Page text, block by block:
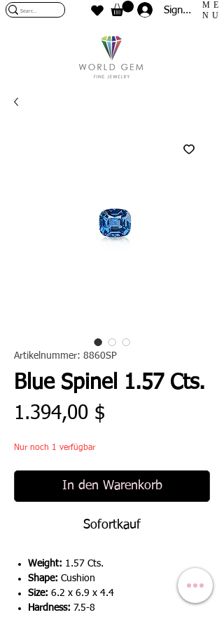
Sign In
ME
NU
Artikelnummer: 8860SP
Blue Spinel 1.57 Cts.
1.394,00 $
Nur noch 1 verfügbar
In den Warenkorb
Sofortkauf
Weight: 1.57 Cts.
Shape: Cushion
Size: 6.2 x 6.9 x 4.4
Hardness: 7.5-8